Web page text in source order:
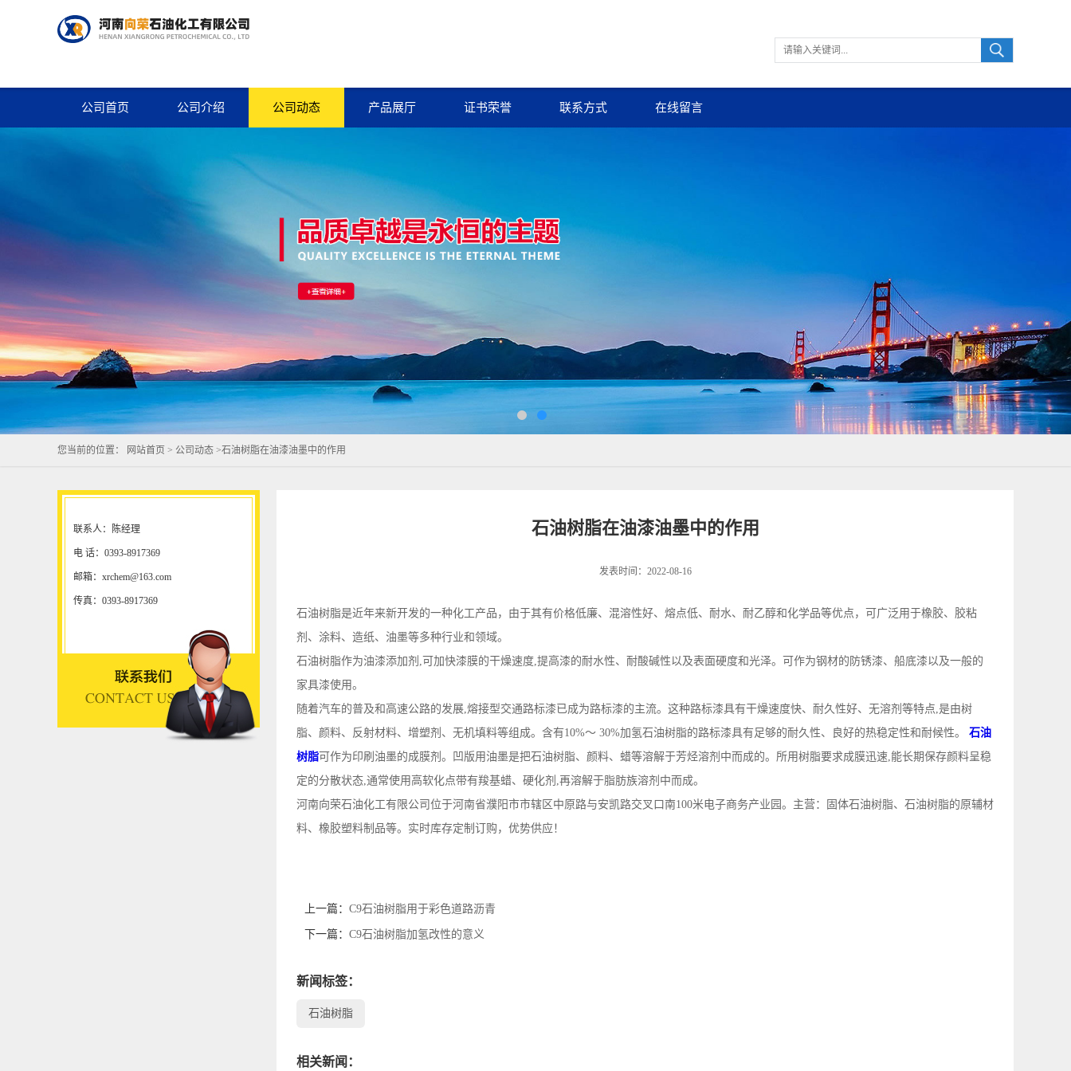
公司首页 公司介绍 公司动态 产品展厅 证书荣誉 联系方式 在线留言
您当前的位置： 网站首页 > 公司动态 >石油树脂在油漆油墨中的作用
联系人：陈经理
电 话：0393-8917369
邮箱：xrchem@163.com
传真：0393-8917369
石油树脂在油漆油墨中的作用
发表时间：2022-08-16
石油树脂是近年来新开发的一种化工产品，由于其有价格低廉、混溶性好、熔点低、耐水、耐乙醇和化学品等优点，可广泛用于橡胶、胶粘
剂、涂料、造纸、油墨等多种行业和领域。
石油树脂作为油漆添加剂,可加快漆膜的干燥速度,提高漆的耐水性、耐酸碱性以及表面硬度和光泽。可作为钢材的防锈漆、船底漆以及一般的
家具漆使用。
随着汽车的普及和高速公路的发展,熔接型交通路标漆已成为路标漆的主流。这种路标漆具有干燥速度快、耐久性好、无溶剂等特点,是由树
脂、颜料、反射材料、增塑剂、无机填料等组成。含有10%～ 30%加氢石油树脂的路标漆具有足够的耐久性、良好的热稳定性和耐候性。 石油
树脂可作为印刷油墨的成膜剂。凹版用油墨是把石油树脂、颜料、蜡等溶解于芳烃溶剂中而成的。所用树脂要求成膜迅速,能长期保存颜料呈稳
定的分散状态,通常使用高软化点带有羧基蜡、硬化剂,再溶解于脂肪族溶剂中而成。
河南向荣石油化工有限公司位于河南省濮阳市市辖区中原路与安凯路交叉口南100米电子商务产业园。主营：固体石油树脂、石油树脂的原辅材
料、橡胶塑料制品等。实时库存定制订购，优势供应！
上一篇： C9石油树脂用于彩色道路沥青
下一篇： C9石油树脂加氢改性的意义
新闻标签：
石油树脂
相关新闻：